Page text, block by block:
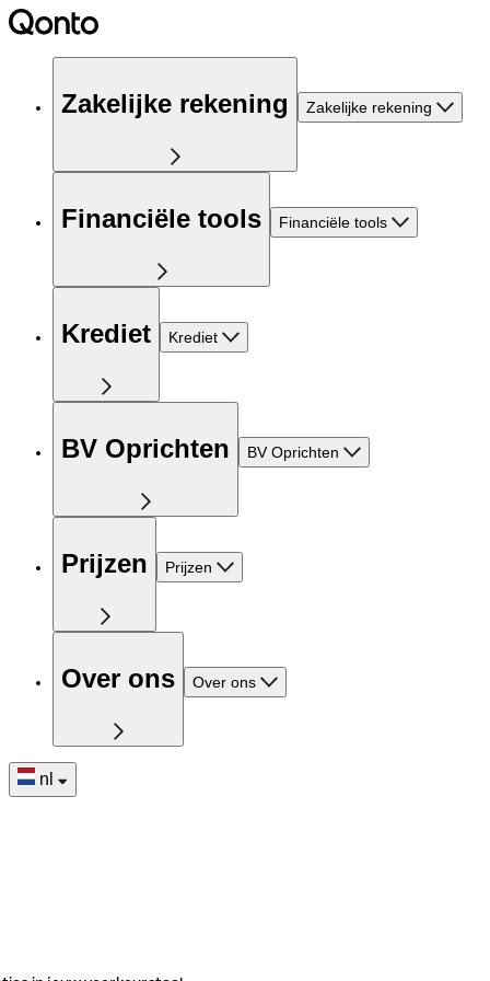
Zakelijke rekening Zakelijke rekening
Financiële tools Financiële tools
Krediet Krediet
BV Oprichten BV Oprichten
Prijzen Prijzen
Over ons Over ons
nl